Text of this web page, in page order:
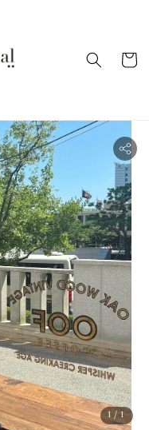
1/1